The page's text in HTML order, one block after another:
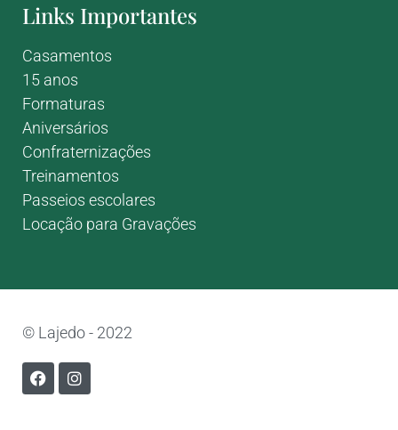
Links Importantes
Casamentos
15 anos
Formaturas
Aniversários
Confraternizações
Treinamentos
Passeios escolares
Locação para Gravações
© Lajedo - 2022